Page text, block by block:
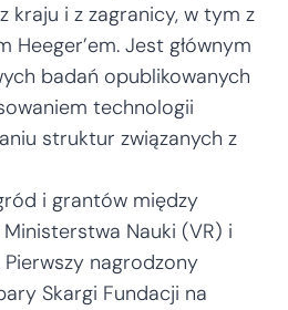
kraju i z zagranicy, w tym z
Heeger’em. Jest głównym
badań opublikowanych
technologii
struktur związanych z
i grantów między
Nauki (VR) i
nagrodzony
Skargi Fundacji na